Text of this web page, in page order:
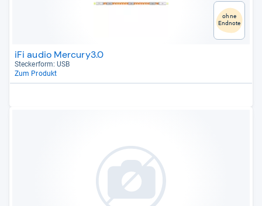
ohne
Endnote
iFi audio Mercury3.0
Stecker­form: USB
Zum Produkt